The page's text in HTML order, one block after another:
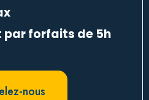
par forfaits de 5h
nous